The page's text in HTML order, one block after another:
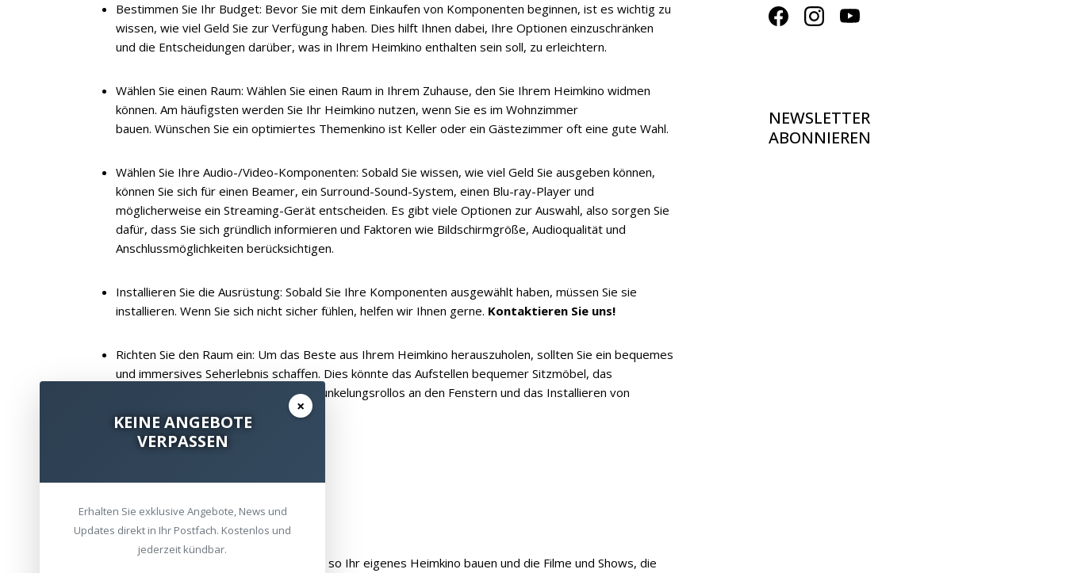
Bestimmen Sie Ihr Budget: Bevor Sie mit dem Einkaufen von Komponenten beginnen, ist es wichtig zu
wissen, wie viel Geld Sie zur Verfügung haben. Dies hilft Ihnen dabei, Ihre Optionen einzuschränken
und die Entscheidungen darüber, was in Ihrem Heimkino enthalten sein soll, zu erleichtern.
Wählen Sie einen Raum: Wählen Sie einen Raum in Ihrem Zuhause, den Sie Ihrem Heimkino widmen
können. Am häufigsten werden Sie Ihr Heimkino nutzen, wenn Sie es im Wohnzimmer
bauen. Wünschen Sie ein optimiertes Themenkino ist Keller oder ein Gästezimmer oft eine gute Wahl.
Wählen Sie Ihre Audio-/Video-Komponenten: Sobald Sie wissen, wie viel Geld Sie ausgeben können,
können Sie sich für einen Beamer, ein Surround-Sound-System, einen Blu-ray-Player und
möglicherweise ein Streaming-Gerät entscheiden. Es gibt viele Optionen zur Auswahl, also sorgen Sie
dafür, dass Sie sich gründlich informieren und Faktoren wie Bildschirmgröße, Audioqualität und
Anschlussmöglichkeiten berücksichtigen.
Installieren Sie die Ausrüstung: Sobald Sie Ihre Komponenten ausgewählt haben, müssen Sie sie
installieren. Wenn Sie sich nicht sicher fühlen, helfen wir Ihnen gerne. Kontaktieren Sie uns!
Richten Sie den Raum ein: Um das Beste aus Ihrem Heimkino herauszuholen, sollten Sie ein bequemes
und immersives Seherlebnis schaffen. Dies könnte das Aufstellen bequemer Sitzmöbel, das
Hinzufügen von Vorhängen oder Verdunkelungsrollos an den Fenstern und das Installieren von
Mit etwas Planung und Aufwand können Sie so Ihr eigenes Heimkino bauen und die Filme und Shows, die
NEWSLETTER
ABONNIEREN
×
KEINE ANGEBOTE
VERPASSEN
Erhalten Sie exklusive Angebote, News und
Updates direkt in Ihr Postfach. Kostenlos und
jederzeit kündbar.